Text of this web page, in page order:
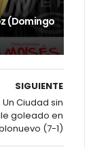
(Domingo
SIGUIENTE
Un Ciudad sin
goleado en
(7-1)